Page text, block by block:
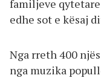
familjeve
edhe sot e kësaj
Nga rreth 400
nga muzika